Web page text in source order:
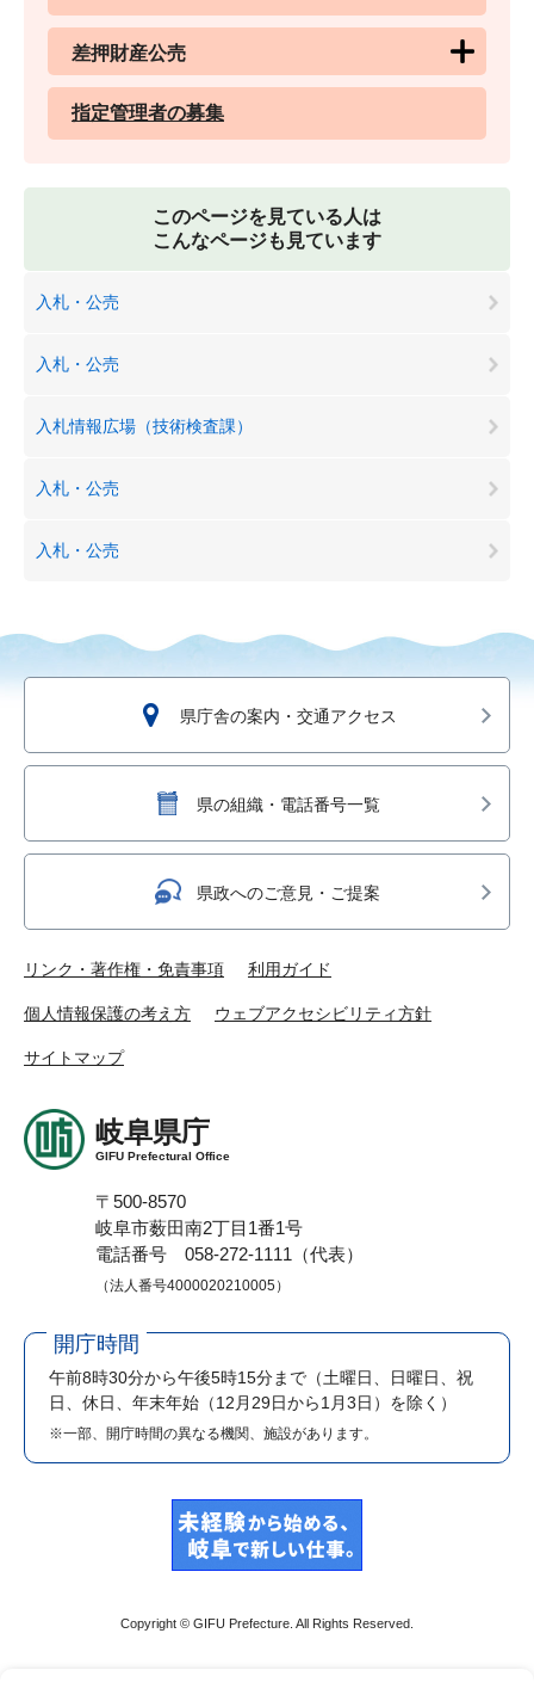
差押財産公売
指定管理者の募集
このページを見ている人は
こんなページも見ています
入札・公売
入札・公売
入札情報広場（技術検査課）
入札・公売
入札・公売
県庁舎の案内・交通アクセス
県の組織・電話番号一覧
県政へのご意見・ご提案
リンク・著作権・免責事項 利用ガイド
個人情報保護の考え方 ウェブアクセシビリティ方針
サイトマップ
岐阜県庁
GIFU Prefectural Office
〒500-8570
岐阜市薮田南2丁目1番1号
電話番号 058-272-1111（代表）
（法人番号4000020210005）
開庁時間
午前8時30分から午後5時15分まで （土曜日、日曜日、祝
日、休日、年末年始（12月29日から1月3日）を除く）
※一部、開庁時間の異なる機関、施設があります。
Copyright © GIFU Prefecture. All Rights Reserved.